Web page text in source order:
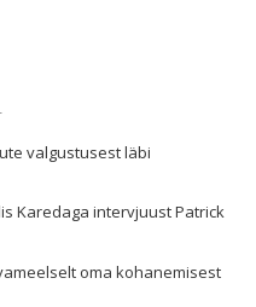
valgustusest läbi
Karedaga intervjuust Patrick
oma kohanemisest